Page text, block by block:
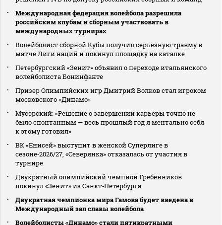
Международная федерация волейбола разрешила
российским клубам и сборным участвовать в
международных турнирах
Волейболист сборной Кубы получил серьезную травму в
матче Лиги наций и покинул площадку на каталке
Петербургский «Зенит» объявил о переходе итальянского
волейболиста Бонинфанте
Призер Олимпийских игр Дмитрий Волков стал игроком
московского «Динамо»
Мусэрский: «Решение о завершении карьеры точно не
было спонтанным — весь прошлый год я ментально себя
к этому готовил»
ВК «Енисей» выступит в женской Суперлиге в
сезоне‑2026/27, «Северянка» отказалась от участия в
турнире
Двукратный олимпийский чемпион Гребенников
покинул «Зенит» из Санкт‑Петербурга
Двукратная чемпионка мира Гамова будет введена в
Международный зал славы волейбола
Волейболисты «Динамо» стали пятикратными